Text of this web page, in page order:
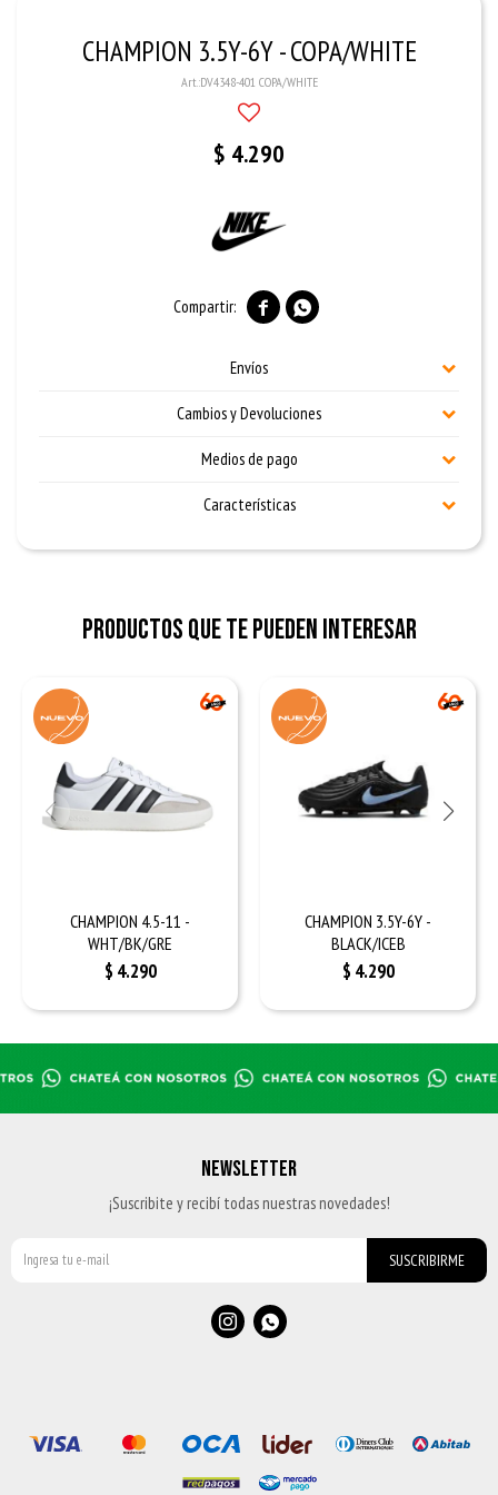
CHAMPION 3.5Y-6Y - COPA/WHITE
DV4348-401 COPA/WHITE
$ 4.290
 
Envíos
Cambios y Devoluciones
Medios de pago
Características
Productos que te pueden interesar
CHAMPION 4.5-11 -
WHT/BK/GRE
$ 4.290
CHAMPION 3.5Y-6Y -
BLACK/ICEB
$ 4.290
NEWSLETTER
¡Suscribite y recibí todas nuestras novedades!
SUSCRIBIRME
 